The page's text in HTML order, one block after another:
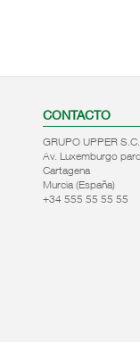
CONTACTO
GRUPO UPPER S.C.
Av. Luxemburgo
Cartagena
Murcia (España)
+34 555 55 55 55